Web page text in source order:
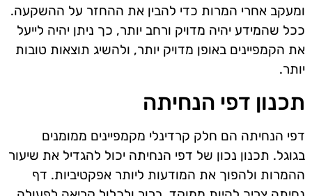
ומעקב אחרי המרות כדי להבין את ההחזר על ההשקעה.
ככל שהמידע יהיה מדויק ורחב יותר, כך ניתן יהיה לייעל
את הקמפיינים באופן מדויק יותר, ולהשיג תוצאות טובות
יותר.
תכנון דפי הנחיתה
דפי הנחיתה הם חלק קרדינלי מקמפיינים ממומנים
בגוגל. תכנון נכון של דפי הנחיתה יכול להגדיל את שיעור
ההמרות ולהפוך את המודעות ליותר אפקטיביות. דף